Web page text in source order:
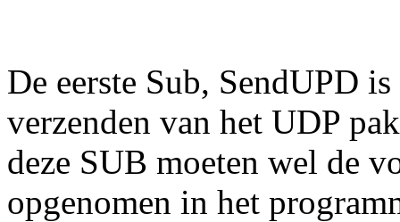
De eerste Sub, SendUPD
verzenden van het UDP
deze SUB moeten wel de
opgenomen in het